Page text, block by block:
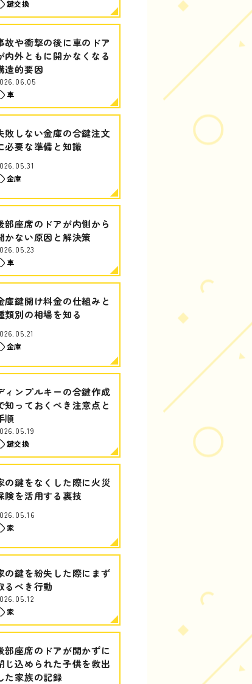
鍵交換
故や衝撃の後に車のドア
内外ともに開かなくなる
造的要因
車
敗しない金庫の合鍵注文
必要な準備と知識
金庫
部座席のドアが内側から
かない原因と解決策
車
庫鍵開け料金の仕組みと
類別の相場を知る
金庫
ィンプルキーの合鍵作成
知っておくべき注意点と
順
鍵交換
の鍵をなくした際に火災
険を活用する裏技
家
の鍵を紛失した際にまず
るべき行動
家
部座席のドアが開かずに
じ込められた子供を救出
た家族の記録